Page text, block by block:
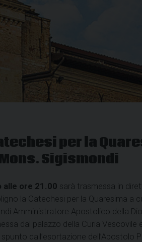
per la
Sigismondi
alle ore 21.00 sarà trasmessa in
la Catechesi per la Quaresima a
Amministratore Apostolico della
dal palazzo della Curia Vescovile
dall’esortazione dell’Apostolo